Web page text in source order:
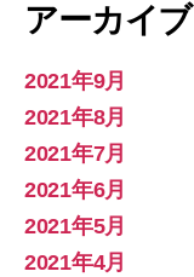
アーカイブ
2021年9月
2021年8月
2021年7月
2021年6月
2021年5月
2021年4月